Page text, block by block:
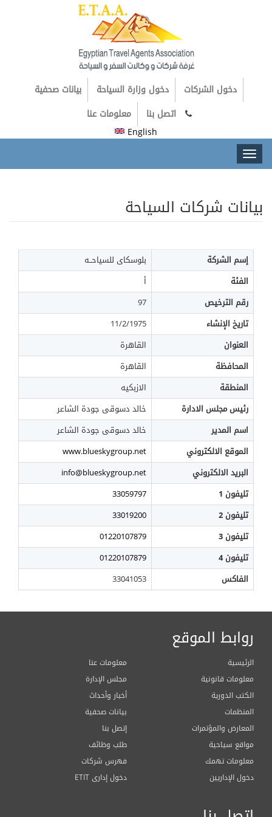
بيانات صحفية دخول وزارة السياحة
دخول الشركات
معلومات عنا
اتصل بنا
English
Toggle
بيانات شركات السياحة
إسم الشركة
بلوسكاى للسياحــه
الفئة
أ
رقم الترخيص
97
تاريخ الإنشاء
11/2/1975
العنوان
القاهرة
المحافظة
القاهرة
المنطقة
الازبكيه
رئيس مجلس الادارة
خالد دسوقى جودة الشاعر
اسم المدير
خالد دسوقى جودة الشاعر
الموقع الالكتروني
www.blueskygroup.net
البريد الالكتروني
info@blueskygroup.net
تليفون 1
33059797
تليفون 2
33019200
تليفون 3
01220107879
تليفون 4
01220107879
الفاكس
33041053
روابط الموقع
معلومات عنا
الرئيسية
مجلس الإدارة
معلومات قانونية
أخبار وأحداث
الكتب الدورية
بيانات صحفية
المنظمات
إتصل بنا
المعارض والمؤتمرات
طلب وظائف
مواقع سياحية
فهرس شركات
معلومات تهمك
ETIT دخول إدارى
دخول الإداريين